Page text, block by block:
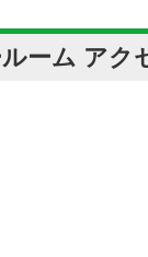
ーム アク